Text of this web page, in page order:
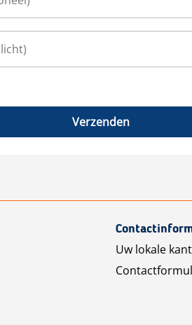
Verzenden
Uw lokale